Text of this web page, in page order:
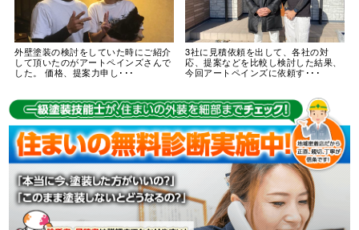
外壁塗装の検討をしていた時にご紹介
して頂いたのがアートペインズさんで
した。 価格、提案力申し･･･
3社に見積依頼を出して、各社の対
応、提案などを比較し検討した結果、
今回アートペインズに依頼す･･･